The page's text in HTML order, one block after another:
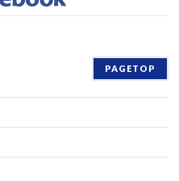
PAGETOP